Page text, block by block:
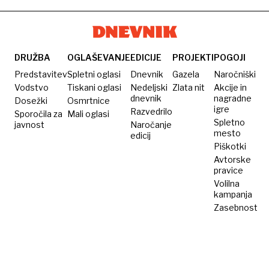
DRUŽBA
Predstavitev
Vodstvo
Dosežki
Sporočila za
javnost
OGLAŠEVANJE
Spletni oglasi
Tiskani oglasi
Osmrtnice
Mali oglasi
EDICIJE
Dnevnik
Nedeljski
dnevnik
Razvedrilo
Naročanje
edicij
PROJEKTI
Gazela
Zlata nit
POGOJI
Naročniški
Akcije in
nagradne
igre
Spletno
mesto
Piškotki
Avtorske
pravice
Volilna
kampanja
Zasebnost